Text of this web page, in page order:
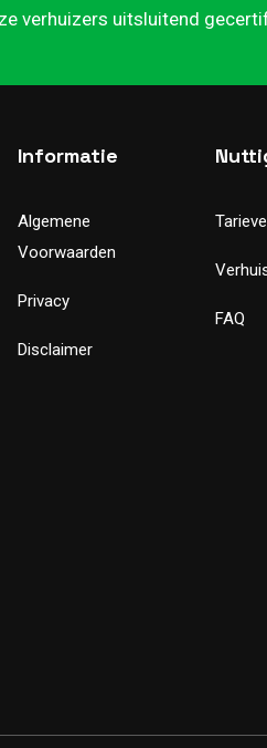
verhuizers uitsluitend
Informatie
Algemene
Voorwaarden
Privacy
Disclaimer
FAQ